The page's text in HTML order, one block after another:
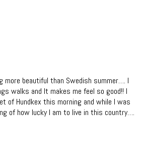
more beautiful than Swedish summer…. I
walks and It makes me feel so good!! I
of Hundkex this morning and while I was
of how lucky I am to live in this country….